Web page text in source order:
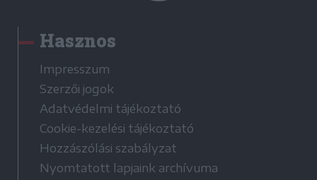
Hasznos
Impresszum
Szerzői jogok
Adatvédelmi tájékoztató
Cookie-kezelési tájékoztató
Hozzászólási szabályzat
Nyomtatott lapjaink archívuma